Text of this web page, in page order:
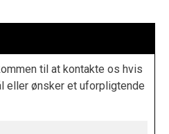
til at kontakte os hvis
eller ønsker et uforpligtende